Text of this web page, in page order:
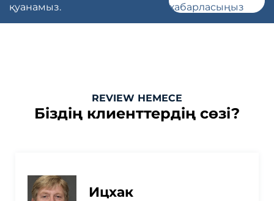
қуанамыз.
хабарласыңыз
REVIEW НЕМЕСЕ
Біздің клиенттердің сөзі?
Ицхак